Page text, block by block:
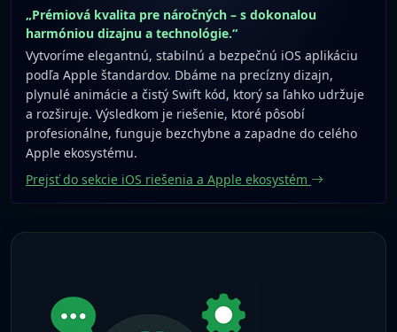
„Prémiová kvalita pre náročných – s dokonalou
harmóniou dizajnu a technológie.“
Vytvoríme elegantnú, stabilnú a bezpečnú iOS aplikáciu
podľa Apple štandardov. Dbáme na precízny dizajn,
plynulé animácie a čistý Swift kód, ktorý sa ľahko udržuje
a rozširuje. Výsledkom je riešenie, ktoré pôsobí
profesionálne, funguje bezchybne a zapadne do celého
Apple ekosystému.
Prejsť do sekcie iOS riešenia a Apple ekosystém